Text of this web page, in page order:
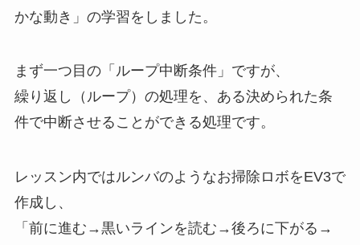
かな動き」の学習をしました。
まず一つ目の「ループ中断条件」ですが、
繰り返し（ループ）の処理を、ある決められた条
件で中断させることができる処理です。
レッスン内ではルンバのようなお掃除ロボをEV3で
作成し、
「前に進む→黒いラインを読む→後ろに下がる→